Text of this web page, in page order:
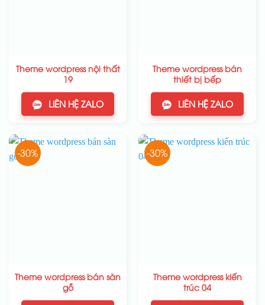
Theme wordpress nội thất
19
LIÊN HỆ ZALO
Theme wordpress bán
thiết bị bếp
LIÊN HỆ ZALO
-30%
Theme wordpress bán sàn
gỗ
-30%
Theme wordpress kiến
trúc 04